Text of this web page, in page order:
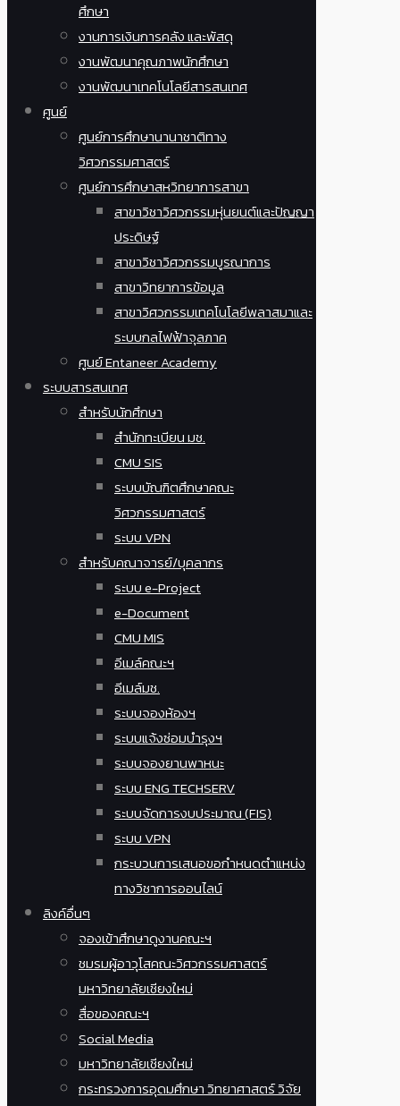
ศึกษา
งานการเงินการคลัง และพัสดุ
งานพัฒนาคุณภาพนักศึกษา
งานพัฒนาเทคโนโลยีสารสนเทศ
ศูนย์
ศูนย์การศึกษานานาชาติทาง
วิศวกรรมศาสตร์
ศูนย์การศึกษาสหวิทยาการสาขา
สาขาวิชาวิศวกรรมหุ่นยนต์และปัญญา
ประดิษฐ์
สาขาวิชาวิศวกรรมบูรณาการ
สาขาวิทยาการข้อมูล
สาขาวิศวกรรมเทคโนโลยีพลาสมาและ
ระบบกลไฟฟ้าจุลภาค
ศูนย์ Entaneer Academy
ระบบสารสนเทศ
สำหรับนักศึกษา
สำนักทะเบียน มช.
CMU SIS
ระบบบัณฑิตศึกษาคณะ
วิศวกรรมศาสตร์
ระบบ VPN
สำหรับคณาจารย์/บุคลากร
ระบบ e-Project
e-Document
CMU MIS
อีเมล์คณะฯ
อีเมล์มช.
ระบบจองห้องฯ
ระบบแจ้งซ่อมบำรุงฯ
ระบบจองยานพาหนะ
ระบบ ENG TECHSERV
ระบบจัดการงบประมาณ (FIS)
ระบบ VPN
กระบวนการเสนอขอกำหนดตำแหน่ง
ทางวิชาการออนไลน์
ลิงค์อื่นๆ
จองเข้าศึกษาดูงานคณะฯ
ชมรมผู้อาวุโสคณะวิศวกรรมศาสตร์
มหาวิทยาลัยเชียงใหม่
สื่อของคณะฯ
Social Media
มหาวิทยาลัยเชียงใหม่
กระทรวงการอุดมศึกษา วิทยาศาสตร์ วิจัย